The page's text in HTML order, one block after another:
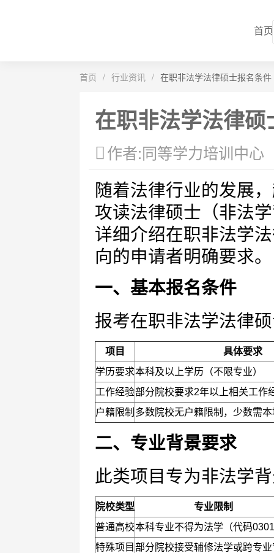
首页
首页 / 行业资讯 / 在职非法学法律硕士报名条件
在职非法学法律硕
作者:同等学力培训中心
随着法律行业的发展
攻读法律硕士（非法
详细介绍在职非法学
向的申请者明确要求。
一、基本报名条件
报考在职非法学法律
项目
具体要求
学历要求本科及以上学历（不限专业）
工作经验部分院校要求2年以上相关工作
户籍限制 多数院校无户籍限制，少数需
二、专业背景要求
此类项目专为非法学
院校类型
专业限制
普通高校本科专业不得为法学（代码
特殊项目 部分院校接受辅修法学或跨专